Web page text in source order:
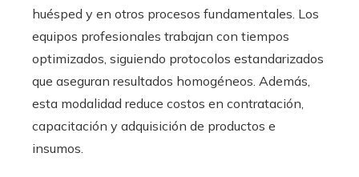
huésped y en otros procesos fundamentales. Los
equipos profesionales trabajan con tiempos
optimizados, siguiendo protocolos estandarizados
que aseguran resultados homogéneos. Además,
esta modalidad reduce costos en contratación,
capacitación y adquisición de productos e
insumos.